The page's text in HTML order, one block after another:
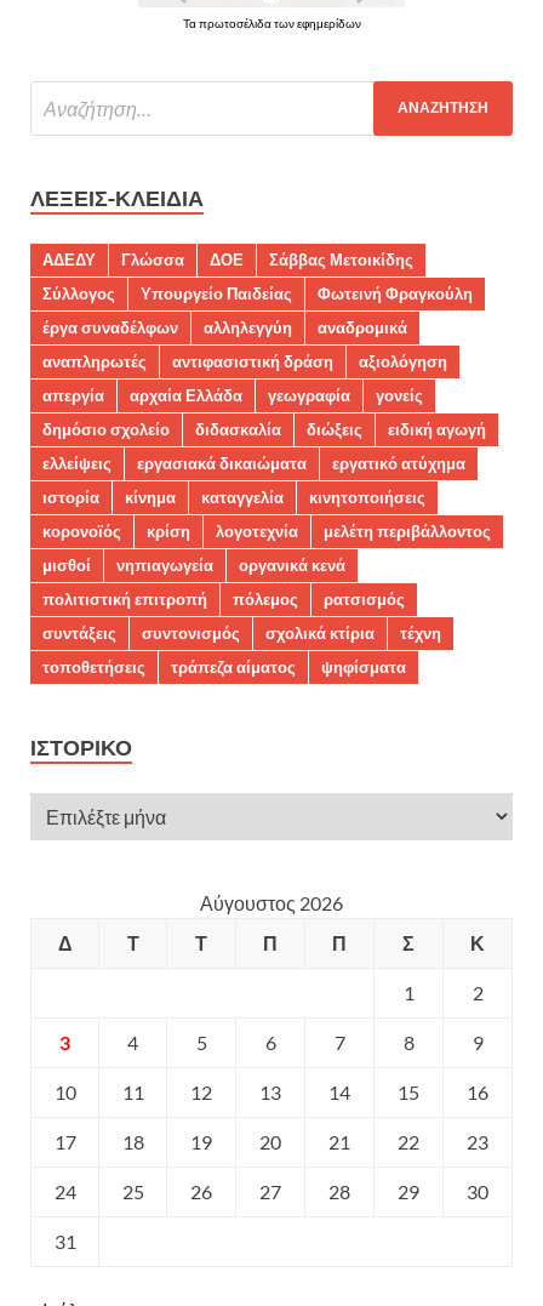
Τα πρωτοσέλιδα των εφημερίδων
ΛΈΞΕΙΣ-ΚΛΕΙΔΙΆ
ΑΔΕΔΥ Γλώσσα ΔΟΕ
Σάββας Μετοικίδης
Σύλλογος
Υπουργείο Παιδείας
Φωτεινή Φραγκούλη
έργα συναδέλφων
αλληλεγγύη
αναδρομικά
αναπληρωτές
αντιφασιστική δράση
αξιολόγηση
απεργία
αρχαία Ελλάδα γεωγραφία
γονείς
δημόσιο σχολείο
διδασκαλία διώξεις
ειδική αγωγή
ελλείψεις
εργασιακά δικαιώματα
εργατικό ατύχημα
ιστορία
κίνημα καταγγελία
κινητοποιήσεις
κορονοϊός
κρίση λογοτεχνία
μελέτη περιβάλλοντος
μισθοί
νηπιαγωγεία
οργανικά κενά
πολιτιστική επιτροπή
πόλεμος
ρατσισμός
συντάξεις
συντονισμός σχολικά κτίρια
τέχνη
τοποθετήσεις
τράπεζα αίματος ψηφίσματα
ΙΣΤΟΡΙΚΌ
Αύγουστος 2026
Δ
Τ Τ Π Π Σ Κ
1 2
3 4 5 6 7 8 9
10 11 12 13 14 15 16
17 18 19 20 21 22 23
24 25 26 27 28 29 30
31